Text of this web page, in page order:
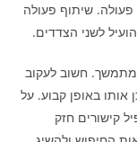
שיתוף פעולה
לשני הצדדים.
מתמשך. חשוב לעקוב
אותו באופן קבוע. על
קישורים חזק